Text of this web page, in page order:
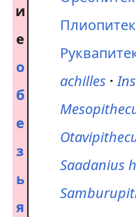
и
е
о
б
е
з
ь
я
achilles
Saadanius